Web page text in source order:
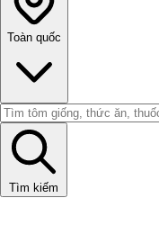
Toàn quốc
Tìm kiếm